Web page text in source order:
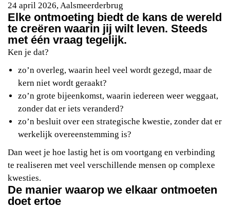
24 april 2026, Aalsmeerderbrug
Elke ontmoeting biedt de kans de wereld
te creëren waarin jij wilt leven. Steeds
met één vraag tegelijk.
Ken je dat?
zo’n overleg, waarin heel veel wordt gezegd, maar de
kern niet wordt geraakt?
zo’n grote bijeenkomst, waarin iedereen weer weggaat,
zonder dat er iets veranderd?
zo’n besluit over een strategische kwestie, zonder dat er
werkelijk overeenstemming is?
Dan weet je hoe lastig het is om voortgang en verbinding
te realiseren met veel verschillende mensen op complexe
kwesties.
De manier waarop we elkaar ontmoeten
doet ertoe